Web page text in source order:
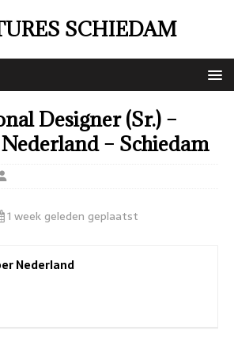
SCHIEDAM
Designer (Sr.) –
– Schiedam
1 week geleden geplaatst
Nederland